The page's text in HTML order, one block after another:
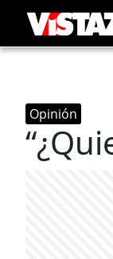
Opinión